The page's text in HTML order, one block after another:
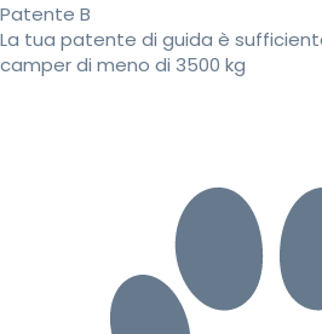
Patente B
La tua patente di guida è
camper di meno di 3500 kg